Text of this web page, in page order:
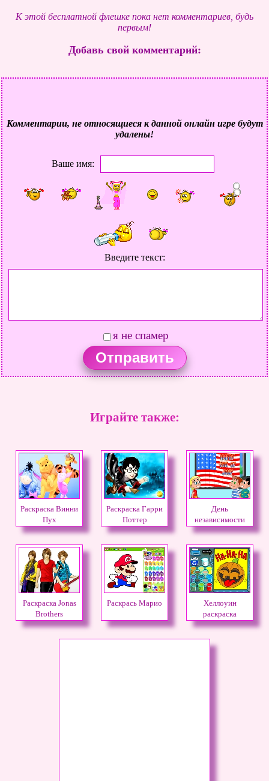
К этой бесплатной флешке пока нет комментариев, будь
первым!
Добавь свой комментарий:
Комментарии, не относящиеся к данной онлайн игре будут
удалены!
Ваше имя:
Введите текст:
я не спамер
Играйте также:
Раскраска Винни
Пух
Раскраска Гарри
Поттер
День
независимости
США
Раскраска Jonas
Brothers
Раскрась Марио
Хеллоуин
раскраска